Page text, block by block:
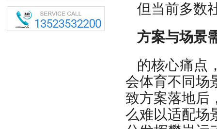
但当前多数
方案与场景
的核心痛点
会体育不同场
致方案落地后
么难以适配场